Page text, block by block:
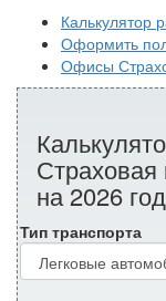
Калькулятор
Оформить
Офисы
на 2026 год
Тип транспорта